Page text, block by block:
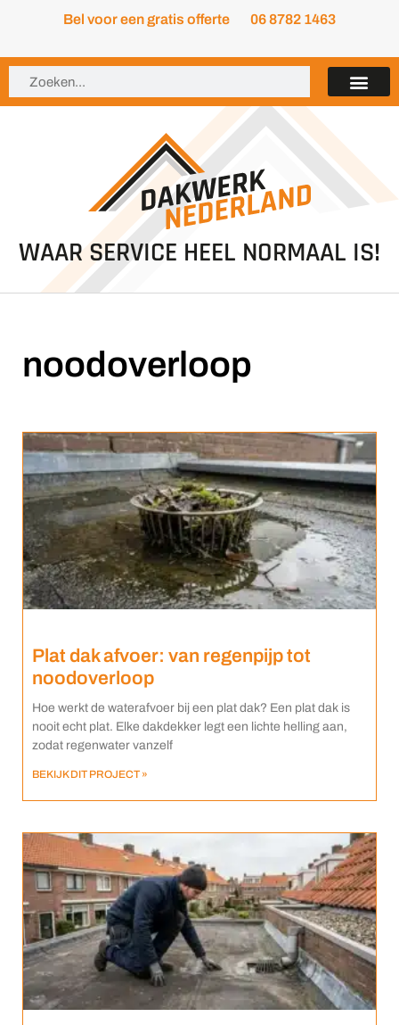
Bel voor een gratis offerte 06 8782 1463
WAAR SERVICE HEEL NORMAAL IS!
noodoverloop
Plat dak afvoer: van regenpijp tot
noodoverloop
Hoe werkt de waterafvoer bij een plat dak? Een plat dak is
nooit echt plat. Elke dakdekker legt een lichte helling aan,
zodat regenwater vanzelf
BEKIJK DIT PROJECT »